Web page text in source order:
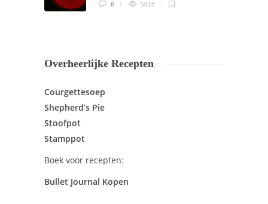
0 5018
Overheerlijke Recepten
Courgettesoep
Shepherd’s Pie
Stoofpot
Stamppot
Boek voor recepten:
Bullet Journal Kopen